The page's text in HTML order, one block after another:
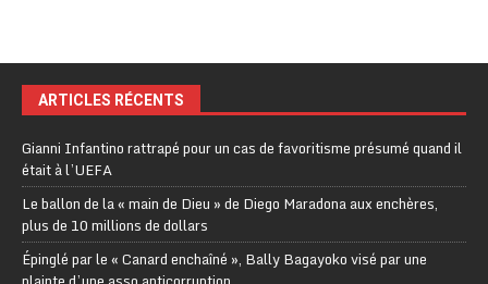
ARTICLES RÉCENTS
Gianni Infantino rattrapé pour un cas de favoritisme présumé quand il
était à l’UEFA
Le ballon de la « main de Dieu » de Diego Maradona aux enchères,
plus de 10 millions de dollars
Épinglé par le « Canard enchaîné », Bally Bagayoko visé par une